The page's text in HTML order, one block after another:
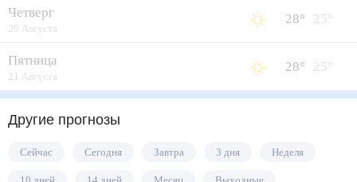
Четверг
20 Августа
28° 25°
Пятница
21 Августа
28° 25°
Другие прогнозы
Сейчас Сегодня Завтра 3 дня Неделя